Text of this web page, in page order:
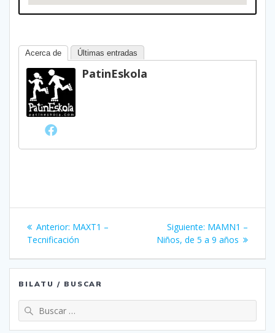
Acerca de Últimas entradas
PatinEskola
Navegación
de
entradas
Anterior: Entrada
anterior:
MAXT1 –
Tecnificación
Siguiente: Siguiente
entrada:
MAMN1 –
Niños, de 5 a 9 años
BILATU / BUSCAR
Buscar: